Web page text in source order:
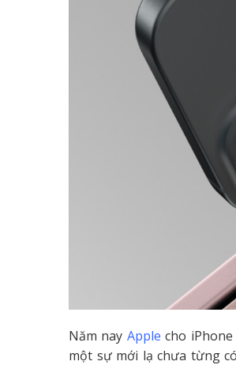
Năm nay Apple cho
một sự mới lạ chưa từng